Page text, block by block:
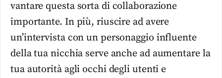
vantare questa sorta di collaborazione
importante. In più, riuscire ad avere
un’intervista con un personaggio influente
della tua nicchia serve anche ad aumentare la
tua autorità agli occhi degli utenti e